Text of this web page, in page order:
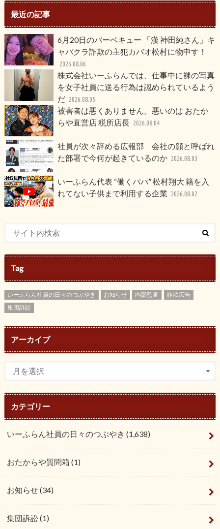
最近の記事
6月20日のバーベキュー 「漢 神田純さん」キ
ャバクラ詐欺の主犯カバオ松村に物申す！
2026.08.06
株式会社いーふらんでは、仕事中に裸の写真
を女子社員に送る行為は認められているよう
だ 2026.08.05
被害者は悪くありません。悪いのは おたか
らや直営店 税所店長 2026.08.04
社員が次々辞める広報部 会社の顔と呼ばれ
た部署で今何が起きているのか 2026.08.03
いーふらん代表 “働くパパ” 松村翔大 籍を入
れてない子供まで利用する企業 2026.08.02
Tag
いーふらん社員の日々のつぶやき お知らせ 内部監査
詐欺広告
集団訴訟
アーカイブ
カテゴリー
いーふらん社員の日々のつぶやき (1,638)
おたからや質問箱 (1)
お知らせ(34)
集団訴訟(1)